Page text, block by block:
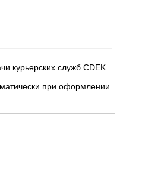
курьерских служб CDEK
при оформлении